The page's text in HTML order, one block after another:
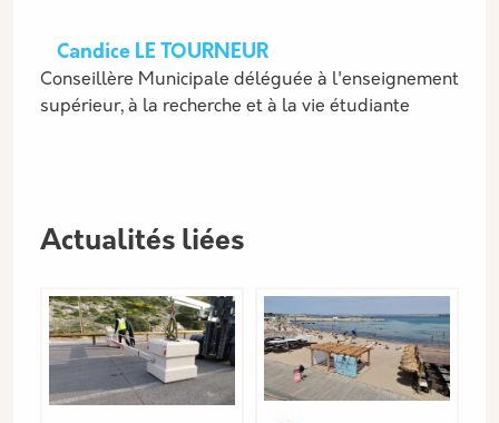
Candice LE TOURNEUR
Conseillère Municipale déléguée à l'enseignement
supérieur, à la recherche et à la vie étudiante
Actualités liées